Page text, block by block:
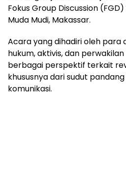
Fokus Group Discussion
Muda Mudi, Makassar.
Acara yang dihadiri oleh para
hukum, aktivis, dan
berbagai perspektif terkait
khususnya dari sudut
komunikasi.